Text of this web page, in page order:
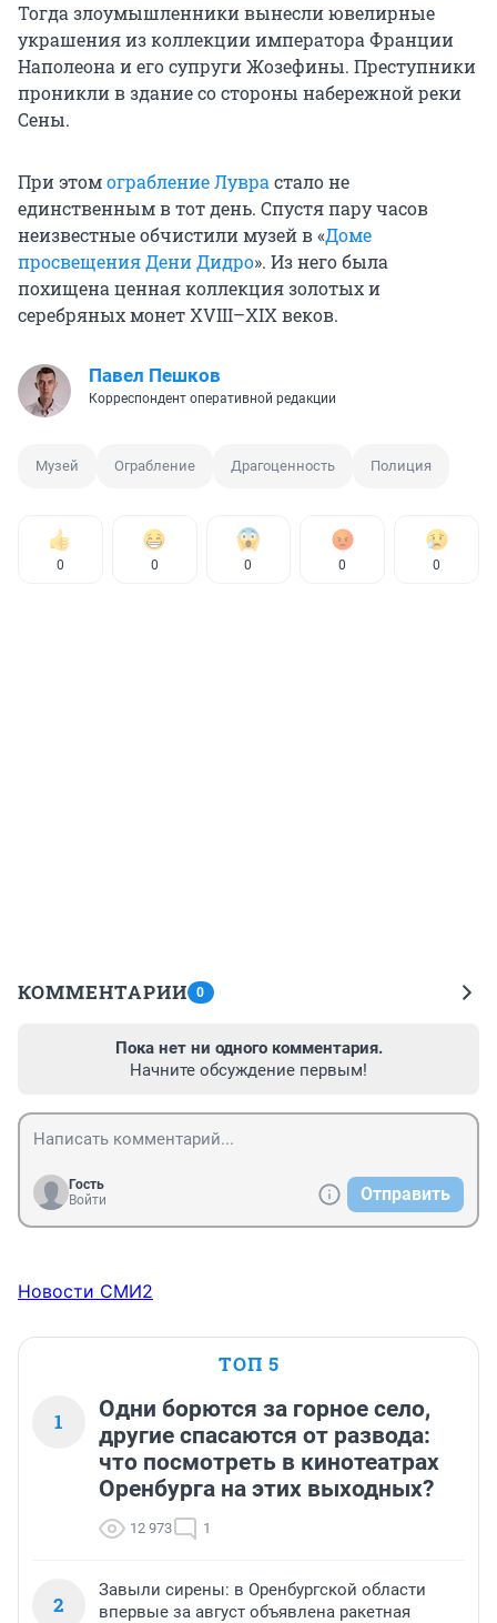
Тогда злоумышленники вынесли ювелирные
украшения из коллекции императора Франции
Наполеона и его супруги Жозефины. Преступники
проникли в здание со стороны набережной реки
Сены.
При этомограбление Лувра стало не
единственным в тот день. Спустя пару часов
неизвестные обчистили музей в «Доме
просвещения Дени Дидро». Из него была
похищена ценная коллекция золотых и
серебряных монет XVIII–XIX веков.
Павел Пешков
Корреспондент оперативной редакции
Музей Ограбление Драгоценность Полиция
0 0 0 0 0
КОММЕНТАРИИ 0
Пока нет ни одного комментария.
Начните обсуждение первым!
Гость
Войти
Отправить
Новости СМИ2
ТОП 5
1
Одни борются за горное село,
другие спасаются от развода:
что посмотреть в кинотеатрах
Оренбурга на этих выходных?
12 973 1
2
Завыли сирены: в Оренбургской области
впервые за август объявлена ракетная